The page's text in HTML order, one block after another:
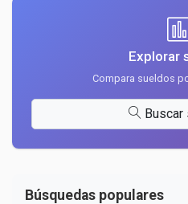
Explorar
Compara sueldos
Buscar
Búsquedas populares